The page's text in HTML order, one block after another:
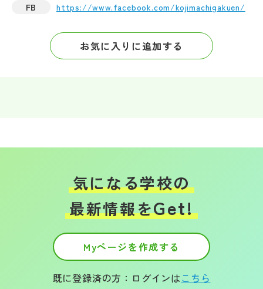
FB https://www.facebook.com/kojimachigakuen/
お気に入りに追加する
気になる学校の
最新情報をGet!
Myページを作成する
既に登録済の方：ログインはこちら